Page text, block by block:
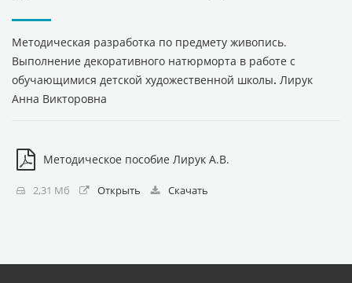
Методическая разработка по предмету живопись.
Выполнение декоративного натюрморта в работе с
обучающимися детской художественной школы. Лирук
Анна Викторовна
Методическое пособие Лирук А.В.
2,31 Мб Открыть Скачать